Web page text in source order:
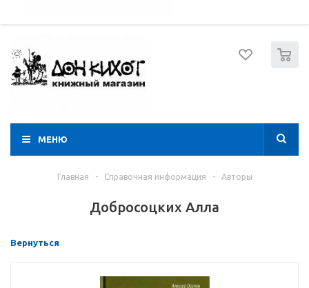
МЕНЮ
Главная - Справочная информация - Авторы
Добросоцких Алла
Вернуться